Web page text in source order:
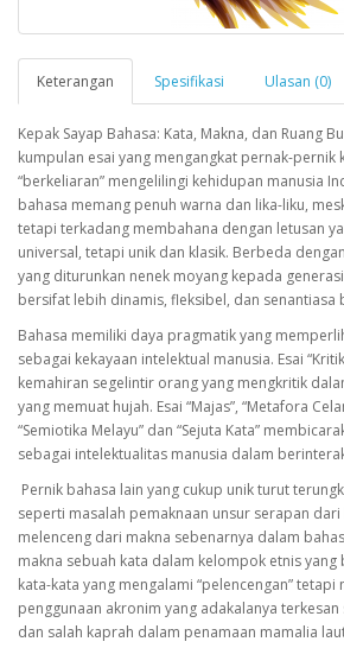
Keterangan Spesifikasi Ulasan (0)
Kepak Sayap Bahasa: Kata, Makna, dan Ruang
kumpulan esai yang mengangkat pernak-pernik
“berkeliaran” mengelilingi kehidupan manusia
bahasa memang penuh warna dan lika-liku,
tetapi terkadang membahana dengan letusan
universal, tetapi unik dan klasik. Berbeda
yang diturunkan nenek moyang kepada
bersifat lebih dinamis, fleksibel, dan senantiasa
Bahasa memiliki daya pragmatik yang
sebagai kekayaan intelektual manusia. Esai
kemahiran segelintir orang yang mengkritik
yang memuat hujah. Esai “Majas”, “Metafora
“Semiotika Melayu” dan “Sejuta Kata”
sebagai intelektualitas manusia dalam
Pernik bahasa lain yang cukup unik turut
seperti masalah pemaknaan unsur serapan
melenceng dari makna sebenarnya dalam
makna sebuah kata dalam kelompok etnis
kata-kata yang mengalami “pelencengan” tetapi
penggunaan akronim yang adakalanya
dan salah kaprah dalam penamaan mamalia